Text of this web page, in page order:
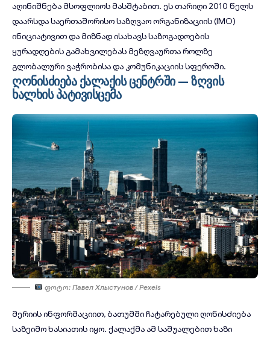
აღინიშნება მსოფლიოს მასშტაბით. ეს თარიღი 2010 წელს
დაარსდა საერთაშორისო საზღვაო ორგანიზაციის (IMO)
ინიციატივით და მიზნად ისახავს საზოგადოების
ყურადღების გამახვილებას მეზღვაურთა როლზე
გლობალური ვაჭრობისა და კომუნიკაციის სფეროში.
ღონისძიება ქალაქის ცენტრში — ზღვის
ხალხის პატივისცემა
Ფოტო: Павел Хлыстунов / Pexels
მერიის ინფორმაციით, ბათუმში ჩატარებული ღონისძიება
საზეიმო ხასიათის იყო. ქალაქმა ამ საშუალებით ხაზი